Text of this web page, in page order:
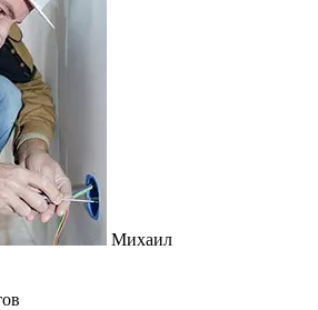
Михаил